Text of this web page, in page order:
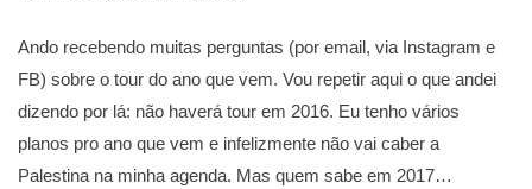
Ando recebendo muitas perguntas (por email, via Instagram e
FB) sobre o tour do ano que vem. Vou repetir aqui o que andei
dizendo por lá: não haverá tour em 2016. Eu tenho vários
planos pro ano que vem e infelizmente não vai caber a
Palestina na minha agenda. Mas quem sabe em 2017…